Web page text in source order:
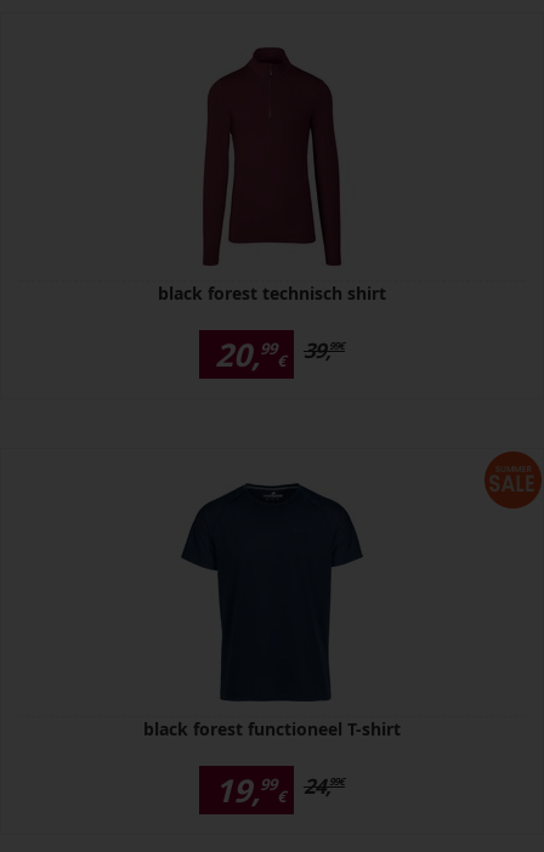
black forest technisch shirt
20,99
€ 39,99€
black forest functioneel T-shirt
19,99
€ 24,99€